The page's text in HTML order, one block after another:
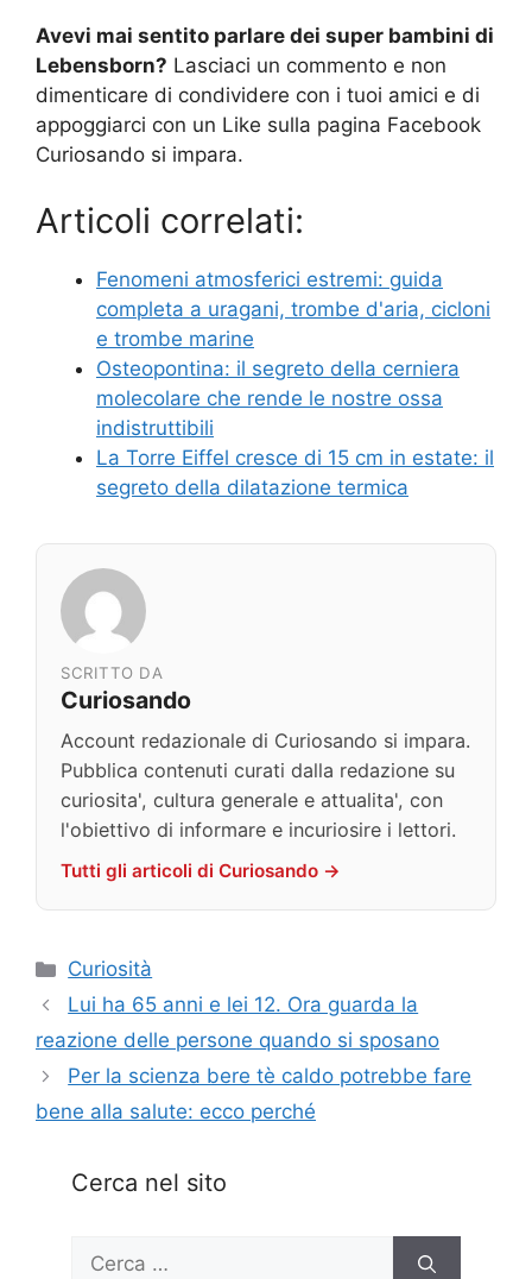
Avevi mai sentito parlare dei super bambini di
Lebensborn? Lasciaci un commento e non
dimenticare di condividere con i tuoi amici e di
appoggiarci con un Like sulla pagina Facebook
Curiosando si impara.
Articoli correlati:
Fenomeni atmosferici estremi: guida
completa a uragani, trombe d'aria, cicloni
e trombe marine
Osteopontina: il segreto della cerniera
molecolare che rende le nostre ossa
indistruttibili
La Torre Eiffel cresce di 15 cm in estate: il
segreto della dilatazione termica
SCRITTO DA
Curiosando
Account redazionale di Curiosando si impara.
Pubblica contenuti curati dalla redazione su
curiosita', cultura generale e attualita', con
l'obiettivo di informare e incuriosire i lettori.
Tutti gli articoli di Curiosando →
Categorie
Curiosità
Lui ha 65 anni e lei 12. Ora guarda la
reazione delle persone quando si sposano
Per la scienza bere tè caldo potrebbe fare
bene alla salute: ecco perché
Cerca nel sito
Ricerca